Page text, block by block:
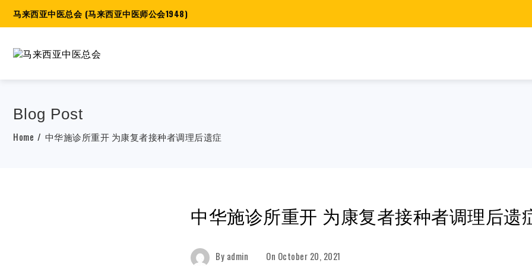
马来西亚中医总会 (马来西亚中医师公会1948)
Blog Post
Home 中华施诊所重开 为康复者接种者调理后遗症
中华施诊所重开 为康复者接种者调理后遗
By admin On October 20, 2021